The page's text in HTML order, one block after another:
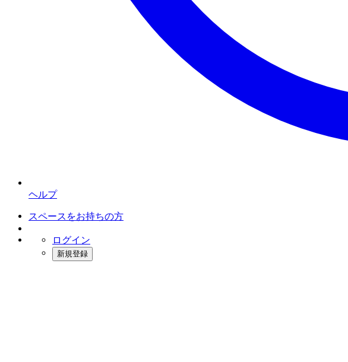
ヘルプ
スペースをお持ちの方
ログイン
新規登録